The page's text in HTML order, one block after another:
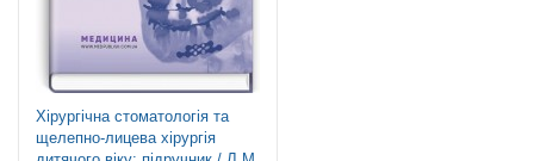
Хірургічна стоматологія та
щелепно-лицева хірургія